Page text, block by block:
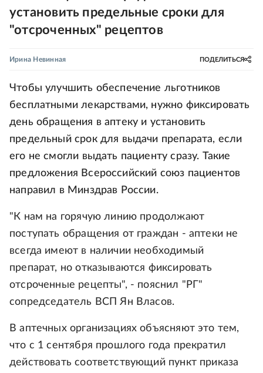
установить предельные сроки для
"отсроченных" рецептов
Ирина Невинная ПОДЕЛИТЬСЯ
Чтобы улучшить обеспечение льготников
бесплатными лекарствами, нужно фиксировать
день обращения в аптеку и установить
предельный срок для выдачи препарата, если
его не смогли выдать пациенту сразу. Такие
предложения Всероссийский союз пациентов
направил в Минздрав России.
"К нам на горячую линию продолжают
поступать обращения от граждан - аптеки не
всегда имеют в наличии необходимый
препарат, но отказываются фиксировать
отсроченные рецепты", - пояснил "РГ"
сопредседатель ВСП Ян Власов.
В аптечных организациях объясняют это тем,
что с 1 сентября прошлого года прекратил
действовать соответствующий пункт приказа